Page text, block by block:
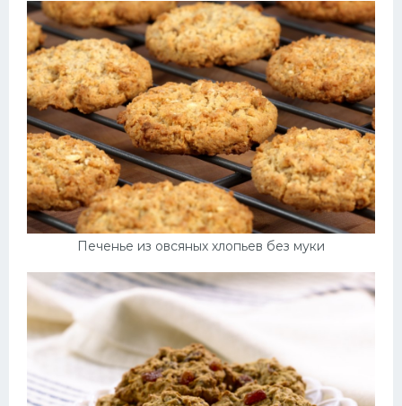
Печенье из овсяных хлопьев без муки